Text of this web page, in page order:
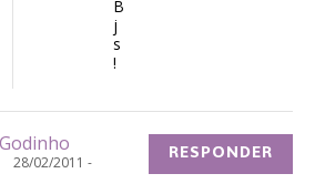
B
j
s
!
28/02/2011 -
RESPONDER